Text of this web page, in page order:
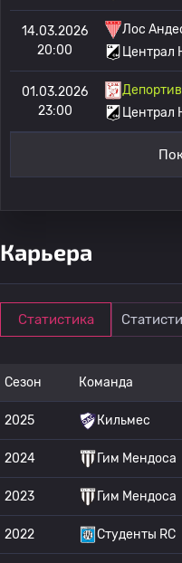
14.03.2026
20:00
Лос
Централ
01.03.2026
23:00
Централ
Карьера
Статистика
Сезон Команда
2025 Кильмес
2024 Гим Мендоса
2023 Гим Мендоса
2022 Студенты RC